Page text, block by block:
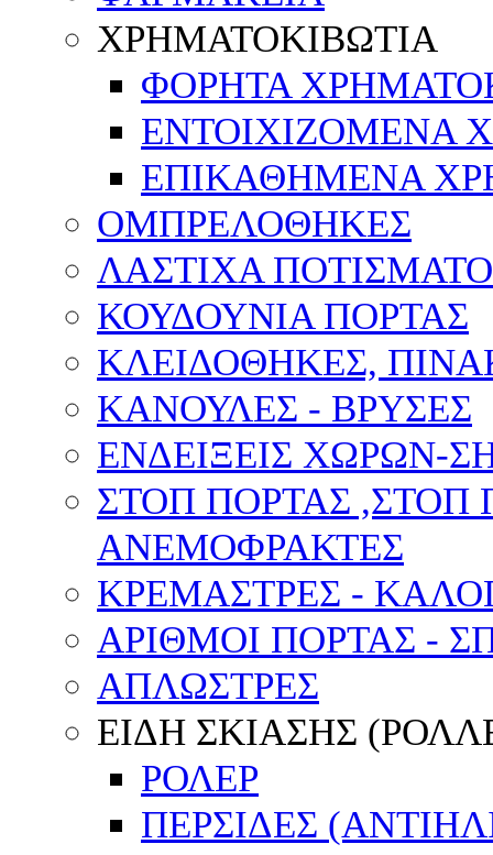
ΧΡΗΜΑΤΟΚΙΒΩΤΙΑ
ΦΟΡΗΤΑ
ΕΝΤΟΙΧΙΖΟΜΕΝΑ
ΕΠΙΚΑΘΗΜΕΝΑ
ΟΜΠΡΕΛΟΘΗΚΕΣ
ΛΑΣΤΙΧΑ
ΚΟΥΔΟΥΝΙΑ ΠΟΡΤΑΣ
ΚΛΕΙΔΟΘΗΚΕΣ,
ΚΑΝΟΥΛΕΣ - ΒΡΥΣΕΣ
ΕΝΔΕΙΞΕΙΣ ΧΩΡΩΝ-
ΣΤΟΠ ΠΟΡΤΑΣ ,ΣΤΟΠ
ΑΝΕΜΟΦΡΑΚΤΕΣ
ΚΡΕΜΑΣΤΡΕΣ -
ΑΡΙΘΜΟΙ ΠΟΡΤΑΣ -
ΑΠΛΩΣΤΡΕΣ
ΕΙΔΗ ΣΚΙΑΣΗΣ
ΡΟΛΕΡ
ΠΕΡΣΙΔΕΣ